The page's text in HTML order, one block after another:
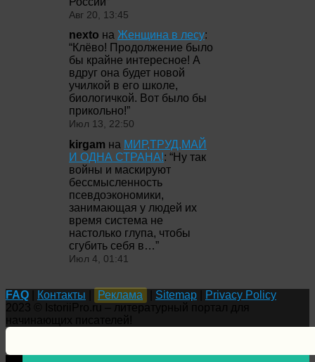
Авг 20, 13:45
nexto на Женщина в лесу:
“Клёво! Продолжение было
бы крайне интересное! А
вдруг она будет новой
училкой в его школе,
биологичкой. Вот было бы
прикольно!”
Июл 13, 22:50
kirgam на МИР,ТРУД,МАЙ
И ОДНА СТРАНА!: “Ну так
войны и маскируют
бессмысленность
псевдоэкономики,
занимающая у людей их
время система не
настолько глупа, чтобы
сгубить себя в…”
Июл 4, 01:41
FAQ Контакты Реклама Sitemap
Privacy Policy